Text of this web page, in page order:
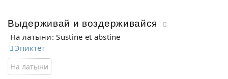
Выдерживай и воздерживайся
На латыни: Sustine et abstine
Эпиктет
На латыни